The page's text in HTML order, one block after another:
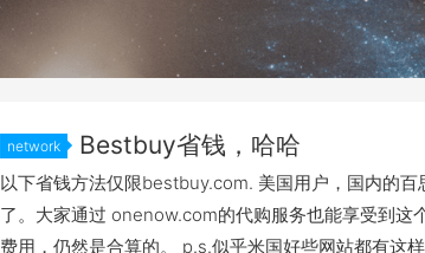
network Bestbuy省钱，哈哈
以下省钱方法仅限bestbuy.com. 美国用户，国内的百
了。大家通过 onenow.com的代购服务也能享受到这
费用，仍然是合算的。 p.s.似乎米国好些网站都有这